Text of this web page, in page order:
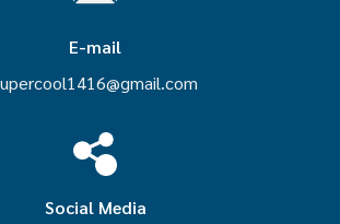
E-mail
Social Media